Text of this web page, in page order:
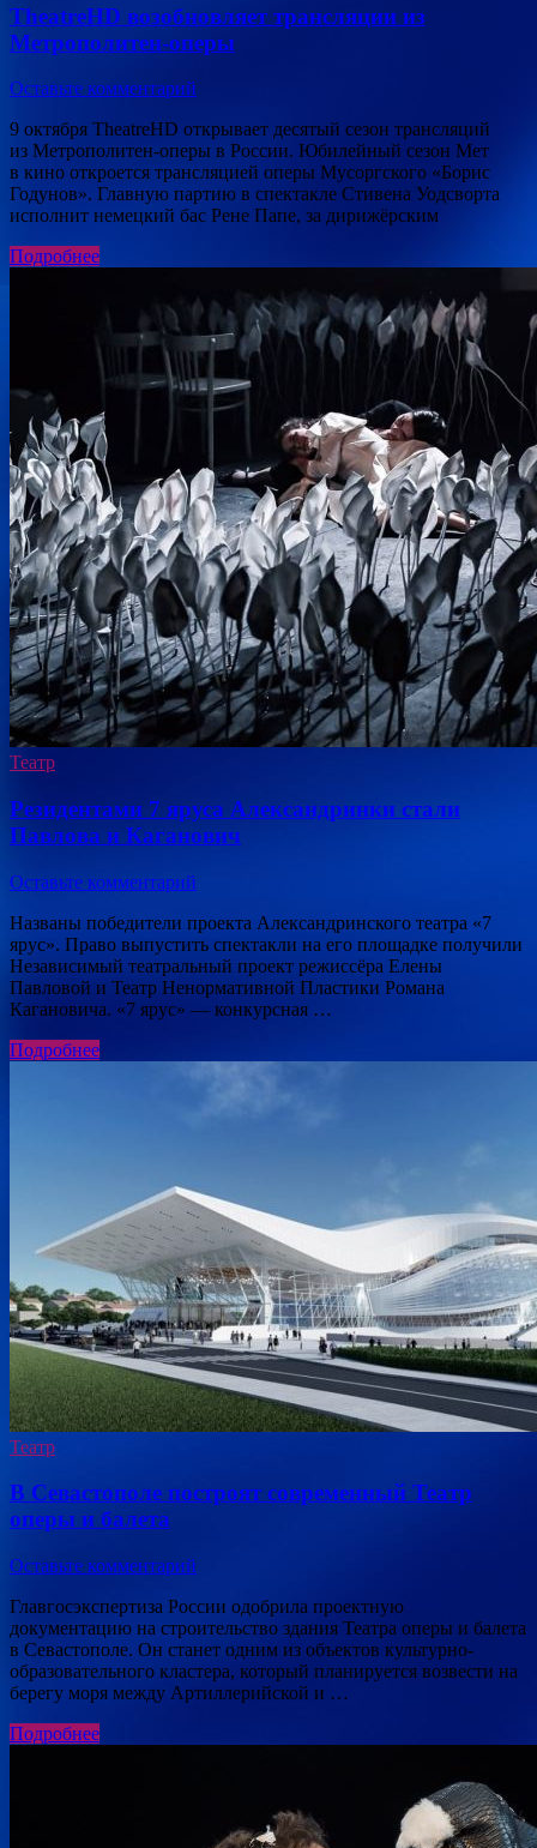
TheatreHD возобновляет трансляции из
Метрополитен-оперы
Оставьте комментарий
9 октября TheatreHD открывает десятый сезон трансляций
из Метрополитен-оперы в России. Юбилейный сезон Мет
в кино откроется трансляцией оперы Мусоргского «Борис
Годунов». Главную партию в спектакле Стивена Уодсворта
исполнит немецкий бас Рене Папе, за дирижёрским
Подробнее
Театр
Резидентами 7 яруса Александринки стали
Павлова и Каганович
Оставьте комментарий
Названы победители проекта Александринского театра «7
ярус». Право выпустить спектакли на его площадке получили
Независимый театральный проект режиссёра Елены
Павловой и Театр Ненормативной Пластики Романа
Кагановича. «7 ярус» — конкурсная …
Подробнее
Театр
В Севастополе построят современный Театр
оперы и балета
Оставьте комментарий
Главгосэкспертиза России одобрила проектную
документацию на строительство здания Театра оперы и балета
в Севастополе. Он станет одним из объектов культурно-
образовательного кластера, который планируется возвести на
берегу моря между Артиллерийской и …
Подробнее